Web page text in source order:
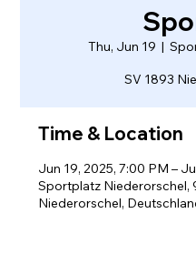
Thu, Jun 19
  |
SV 1893
Time & Location
Jun 19, 2025, 7:00 PM –
Sportplatz Niederorschel,
Niederorschel,